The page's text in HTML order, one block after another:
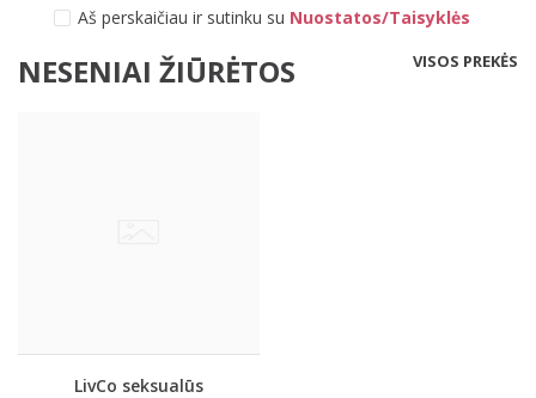
Aš perskaičiau ir sutinku su Nuostatos/Taisyklės
NESENIAI ŽIŪRĖTOS VISOS PREKĖS
LivCo seksualūs